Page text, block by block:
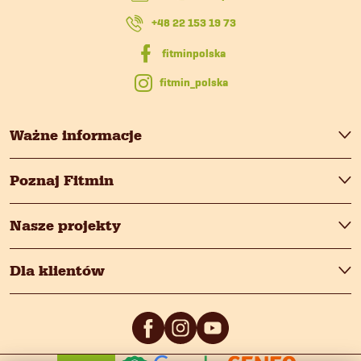
Ważne informacje
Poznaj Fitmin
Nasze projekty
Dla klientów
+48 22 153 19 73
fitmin_polska